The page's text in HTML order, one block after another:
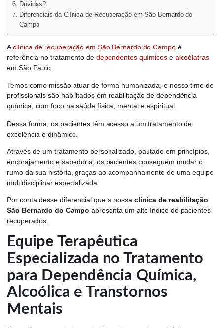
Dúvidas?
Diferenciais da Clínica de Recuperação em São Bernardo do
Campo
Aclínica de recuperação em São Bernardo do Campo é
referência no tratamento de dependentes químicos e alcoólatras
em São Paulo.
Temos como missão atuar de forma humanizada, e nosso time de
profissionais são habilitados em reabilitação de dependência
química, com foco na saúde física, mental e espiritual.
Dessa forma, os pacientes têm acesso a um tratamento de
excelência e dinâmico.
Através de um tratamento personalizado, pautado em princípios,
encorajamento e sabedoria, os pacientes conseguem mudar o
rumo da sua história, graças ao acompanhamento de uma equipe
multidisciplinar especializada.
Por conta desse diferencial que a nossa clínica de reabilitação
São Bernardo do Campo apresenta um alto índice de pacientes
recuperados.
Equipe Terapêutica
Especializada no Tratamento
para Dependência Química,
Alcoólica e Transtornos
Mentais